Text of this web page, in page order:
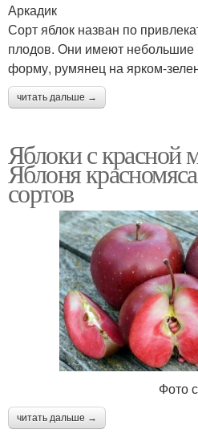
Аркадик
Сорт яблок назван по
плодов. Они имеют
форму, румянец на ярком-
читать дальше →
Яблоки с красной
Яблоня
сортов
Фото сорта
читать дальше →